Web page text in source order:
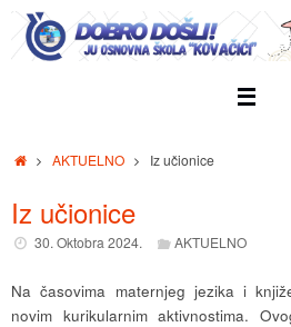
Skip
content
HomeAKTUELNO Iz učionice
Iz učionice
30. Oktobra 2024. AKTUELNO
Na časovima maternjeg jezika i
novim kurikularnim aktivnostima.